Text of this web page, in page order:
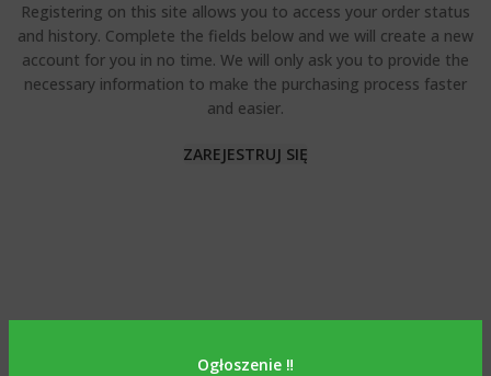
Ogłoszenie ‼️
Registering on this site allows you to access your order status
and history. Complete the fields below and we will create a new
account for you in no time. We will only ask you to provide the
necessary information to make the purchasing process faster
and easier.
ZAREJESTRUJ SIĘ